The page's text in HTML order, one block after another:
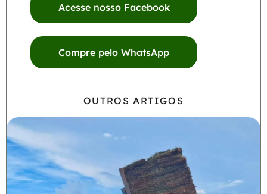
Acesse nosso Facebook
Compre pelo WhatsApp
OUTROS ARTIGOS